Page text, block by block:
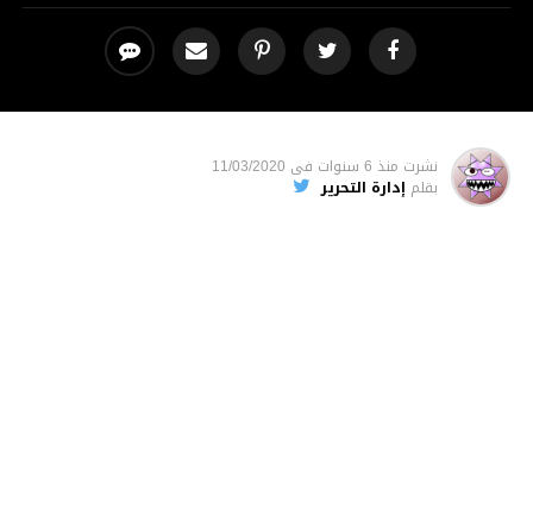
نشرت منذ 6 سنوات فى 11/03/2020
بقلم إدارة التحرير